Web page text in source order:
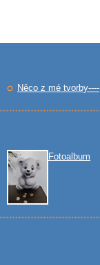
Něco z mé tvorby----
Fotoalbum